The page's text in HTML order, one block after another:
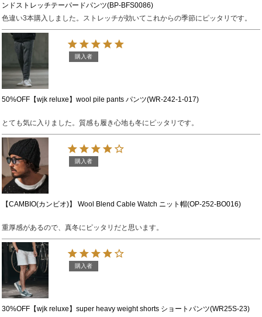
ンドストレッチテーパードパンツ(BP-BFS0086)
色違い3本購入しました。ストレッチが効いてこれからの季節にピッタリです。
50%OFF【wjk reluxe】wool pile pants パンツ(WR-242-1-017)
購入者
とても気に入りました。質感も履き心地も冬にピッタリです。
【CAMBIO(カンビオ)】 Wool Blend Cable Watch ニット帽(OP-252-BO016)
購入者
重厚感があるので、真冬にピッタリだと思います。
30%OFF【wjk reluxe】super heavy weight shorts ショートパンツ(WR25S-23)
購入者